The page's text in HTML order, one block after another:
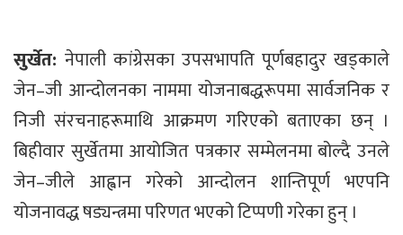
सुर्खेत: नेपाली कांग्रेसका उपसभापति पूर्णबहादुर खड्काले
जेन–जी आन्दोलनका नाममा योजनाबद्धरूपमा सार्वजनिक र
निजी संरचनाहरूमाथि आक्रमण गरिएको बताएका छन् ।
बिहीवार सुर्खेतमा आयोजित पत्रकार सम्मेलनमा बोल्दै उनले
जेन–जीले आह्वान गरेको आन्दोलन शान्तिपूर्ण भएपनि
योजनावद्ध षड्यन्त्रमा परिणत भएको टिप्पणी गरेका हुन् ।